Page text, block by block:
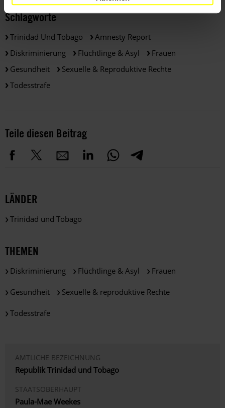
Schlagworte
Trinidad Und Tobago
Amnesty Report
Diskriminierung
Flüchtlinge & Asyl
Frauen
Gesundheit
Sexuelle & Reproduktive Rechte
Todesstrafe
Teile diesen Beitrag
LÄNDER
Trinidad und Tobago
THEMEN
Diskriminierung Flüchtlinge & Asyl Frauen
Gesundheit Sexuelle & reproduktive Rechte
Todesstrafe
AMTLICHE BEZEICHNUNG
Republik Trinidad und Tobago
STAATSOBERHAUPT
Paula-Mae Weekes